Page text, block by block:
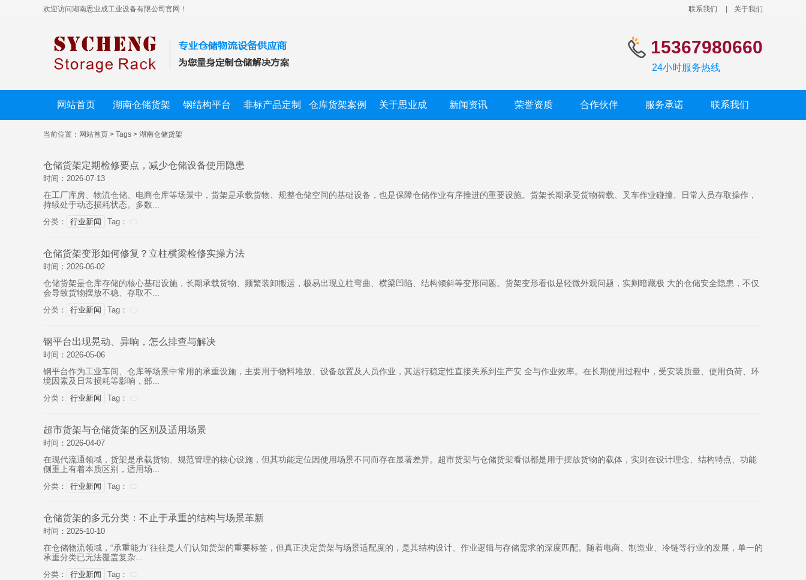
联系我们 关于我们
欢迎访问湖南思业成工业设备有限公司官网！
15367980660
24小时服务热线
网站首页 湖南仓储货架 钢结构平台 非标产品定制 仓库货架案例 关于思业成 新闻资讯 荣誉资质 合作伙伴 服务承诺 联系我们
当前位置： 网站首页 > Tags > 湖南仓储货架
仓储货架定期检修要点，减少仓储设备使用隐患
时间：2026-07-13
在工厂库房、物流仓储、电商仓库等场景中，货架是承载货物、规整仓储空间的基础设备，也是保障仓储作业有序推进的重要设施。货架长期承受货物荷载、叉车作业碰撞、日常人员存取操作，
持续处于动态损耗状态。多数...
分类： 行业新闻 Tag：
仓储货架变形如何修复？立柱横梁检修实操方法
时间：2026-06-02
仓储货架是仓库存储的核心基础设施，长期承载货物、频繁装卸搬运，极易出现立柱弯曲、横梁凹陷、结构倾斜等变形问题。货架变形看似是轻微外观问题，实则暗藏极 大的仓储安全隐患，不仅
会导致货物摆放不稳、存取不...
分类： 行业新闻 Tag：
钢平台出现晃动、异响，怎么排查与解决
时间：2026-05-06
钢平台作为工业车间、仓库等场景中常用的承重设施，主要用于物料堆放、设备放置及人员作业，其运行稳定性直接关系到生产安 全与作业效率。在长期使用过程中，受安装质量、使用负荷、环
境因素及日常损耗等影响，部...
分类： 行业新闻 Tag：
超市货架与仓储货架的区别及适用场景
时间：2026-04-07
在现代流通领域，货架是承载货物、规范管理的核心设施，但其功能定位因使用场景不同而存在显著差异。超市货架与仓储货架看似都是用于摆放货物的载体，实则在设计理念、结构特点、功能
侧重上有着本质区别，适用场...
分类： 行业新闻 Tag：
仓储货架的多元分类：不止于承重的结构与场景革新
时间：2025-10-10
在仓储物流领域，“承重能力”往往是人们认知货架的重要标签，但真正决定货架与场景适配度的，是其结构设计、作业逻辑与存储需求的深度匹配。随着电商、制造业、冷链等行业的发展，单一的
承重分类已无法覆盖复杂...
分类： 行业新闻 Tag：